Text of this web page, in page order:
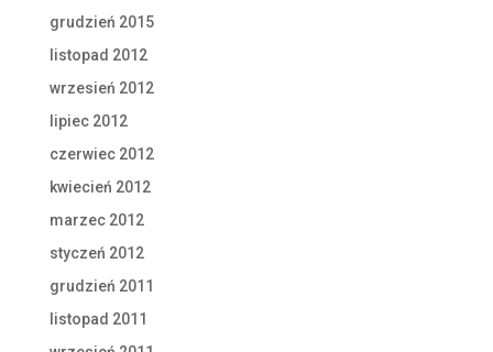
grudzień 2015
listopad 2012
wrzesień 2012
lipiec 2012
czerwiec 2012
kwiecień 2012
marzec 2012
styczeń 2012
grudzień 2011
listopad 2011